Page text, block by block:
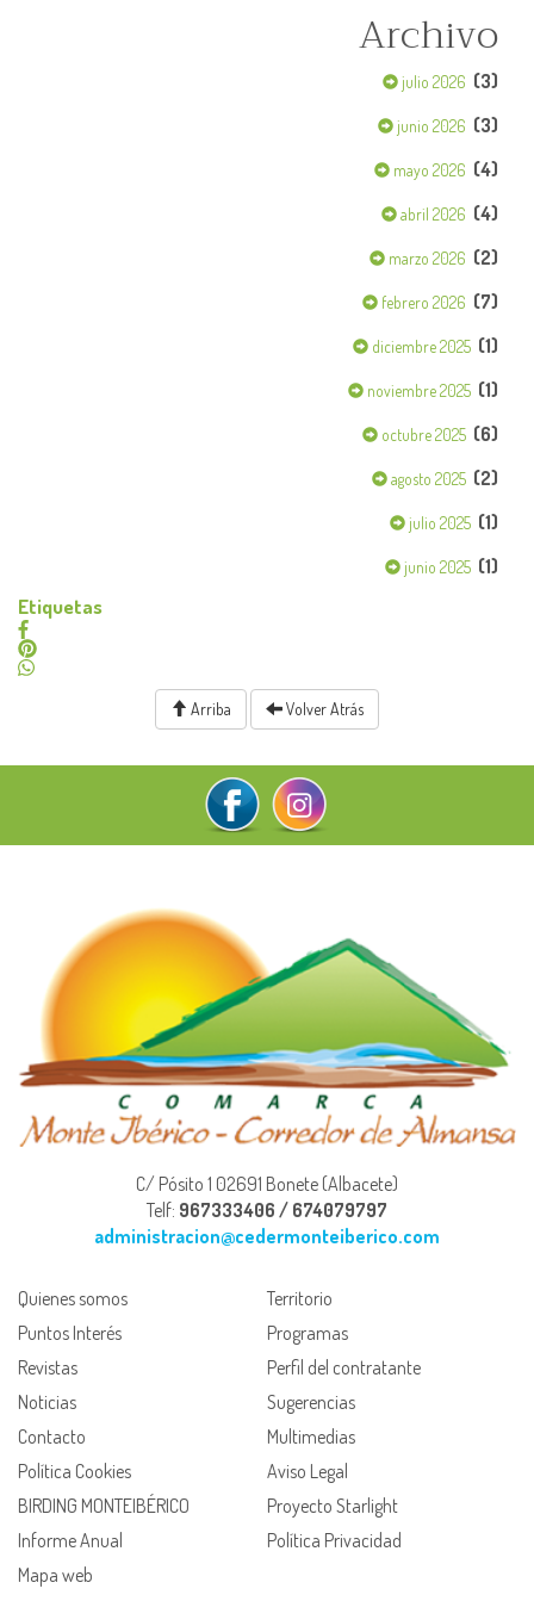
Archivo
julio 2026 (3)
junio 2026 (3)
mayo 2026 (4)
abril 2026 (4)
marzo 2026 (2)
febrero 2026 (7)
diciembre 2025 (1)
noviembre 2025 (1)
octubre 2025 (6)
agosto 2025 (2)
julio 2025 (1)
junio 2025 (1)
Etiquetas
Arriba Volver Atrás
C/ Pósito 1 02691 Bonete (Albacete)
Telf: 967333406 / 674079797
administracion@cedermonteiberico.com
Quienes somos
Territorio
Puntos Interés
Programas
Revistas
Perfil del contratante
Noticias
Sugerencias
Contacto
Multimedias
Política Cookies
Aviso Legal
BIRDING MONTEIBÉRICO
Proyecto Starlight
Informe Anual
Política Privacidad
Mapa web